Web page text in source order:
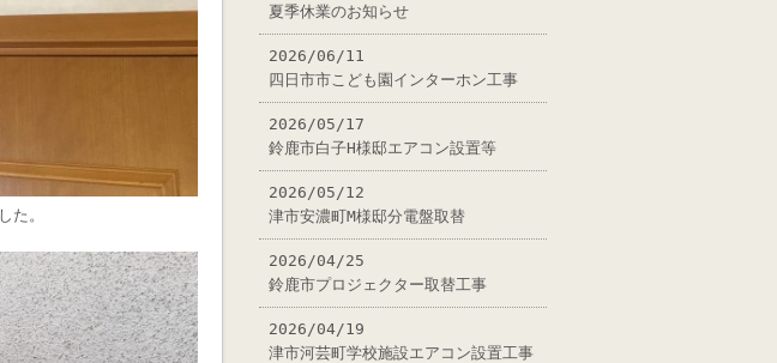
た。
夏季休業のお知らせ
2026/06/11
四日市市こども園インターホン工事
2026/05/17
鈴鹿市白子H様邸エアコン設置等
2026/05/12
津市安濃町M様邸分電盤取替
2026/04/25
鈴鹿市プロジェクター取替工事
2026/04/19
津市河芸町学校施設エアコン設置工事